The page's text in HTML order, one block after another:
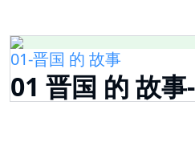
01-晋国 的 故事
01 晋国 的 故